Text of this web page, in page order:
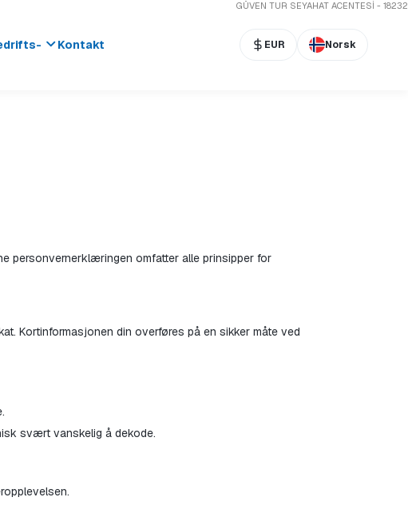
GÜVEN TUR SEYAHAT ACENTESİ - 18232
Kontakt EUR Norsk
personvernerklæringen omfatter alle prinsipper for
Kortinformasjonen din overføres på en sikker måte ved
svært vanskelig å dekode.